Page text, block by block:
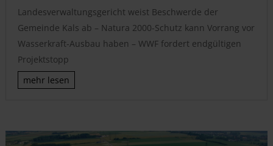
Landesverwaltungsgericht weist Beschwerde der
Gemeinde Kals ab – Natura 2000-Schutz kann Vorrang vor
Wasserkraft-Ausbau haben – WWF fordert endgültigen
Projektstopp
mehr lesen